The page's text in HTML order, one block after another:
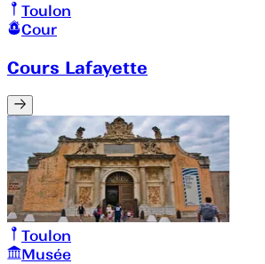
Toulon
Cour
Cours Lafayette
Toulon
Musée